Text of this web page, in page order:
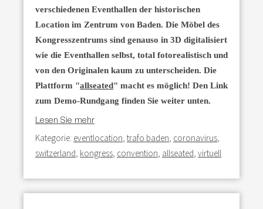
verschiedenen Eventhallen der historischen
Location im Zentrum von Baden. Die Möbel des
Kongresszentrums sind genauso in 3D digitalisiert
wie die Eventhallen selbst, total fotorealistisch und
von den Originalen kaum zu unterscheiden. Die
Plattform "allseated" macht es möglich! Den Link
zum Demo-Rundgang finden Sie weiter unten.
Lesen Sie mehr
Kategorie: eventlocation, trafo baden, coronavirus,
switzerland, kongress, convention, allseated, virtuell